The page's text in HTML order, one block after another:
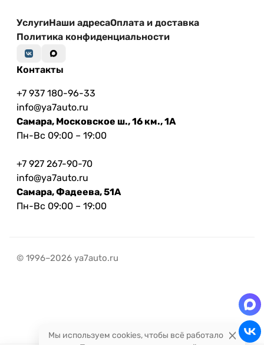
УслугиНаши адресаОплата и доставка
Политика конфиденциальности
Контакты
+7 937 180-96-33
info@ya7auto.ru
Самара, Московское ш., 16 км., 1А
Пн-Вс 09:00 – 19:00
+7 927 267-90-70
info@ya7auto.ru
Самара, Фадеева, 51А
Пн-Вс 09:00 – 19:00
© 1996–2026 ya7auto.ru
Мы используем cookies, чтобы всё работало